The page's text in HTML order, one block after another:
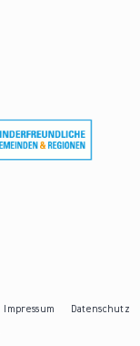
Impressum
Datenschutz